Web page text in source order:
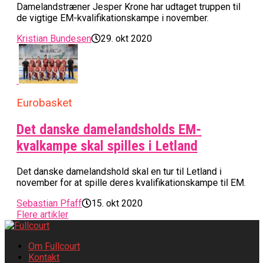
Damelandstræner Jesper Krone har udtaget truppen til
de vigtige EM-kvalifikationskampe i november.
Kristian Bundesen
29. okt 2020
Eurobasket
Det danske damelandsholds EM-
kvalkampe skal spilles i Letland
Det danske damelandshold skal en tur til Letland i
november for at spille deres kvalifikationskampe til EM.
Sebastian Pfaff
15. okt 2020
Flere artikler
Om Fullcourt
Kontakt